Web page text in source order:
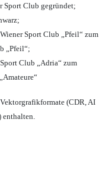
Sport Club gegründet;
Sport Club „Pfeil“ zum
„Pfeil“;
Club „Adria“ zum
(CDR, AI
enthalten.